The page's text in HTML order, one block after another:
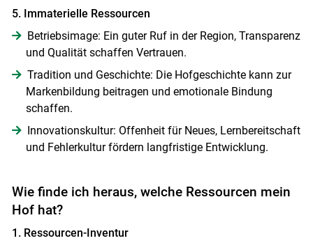
5. Immaterielle Ressourcen
Betriebsimage: Ein guter Ruf in der Region, Transparenz
und Qualität schaffen Vertrauen.
Tradition und Geschichte: Die Hofgeschichte kann zur
Markenbildung beitragen und emotionale Bindung
schaffen.
Innovationskultur: Offenheit für Neues, Lernbereitschaft
und Fehlerkultur fördern langfristige Entwicklung.
Wie finde ich heraus, welche Ressourcen mein
Hof hat?
1. Ressourcen-Inventur